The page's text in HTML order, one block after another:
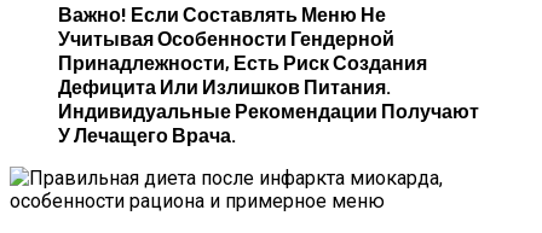
Важно! Если Составлять Меню Не
Учитывая Особенности Гендерной
Принадлежности, Есть Риск Создания
Дефицита Или Излишков Питания.
Индивидуальные Рекомендации Получают
У Лечащего Врача.